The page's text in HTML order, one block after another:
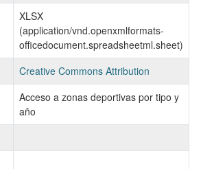
XLSX
(application/vnd.openxmlformats-
officedocument.spreadsheetml.sheet)
Creative Commons Attribution
Acceso a zonas deportivas por tipo y
año